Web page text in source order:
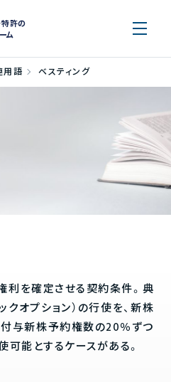
特許の
ム
用語 ベスティング
利を確定させる契約条件。典
クオプション）の行使を、新株
与新株予約権数の20％ずつ
能とするケースがある。